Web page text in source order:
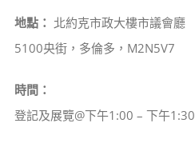
地點： 北約克市政大樓市議會廳
5100央街，多倫多，M2N5V7
時間：
登記及展覽@下午1:00 – 下午1:30